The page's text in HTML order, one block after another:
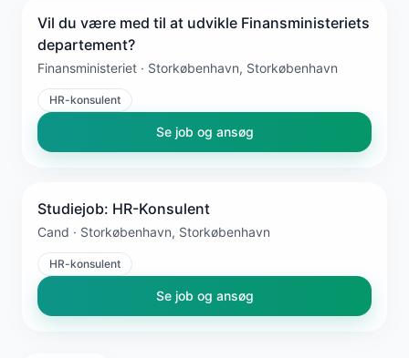
Vil du være med til at udvikle Finansministeriets
departement?
Finansministeriet · Storkøbenhavn, Storkøbenhavn
HR-konsulent
Se job og ansøg
Studiejob: HR-Konsulent
Cand · Storkøbenhavn, Storkøbenhavn
HR-konsulent
Se job og ansøg